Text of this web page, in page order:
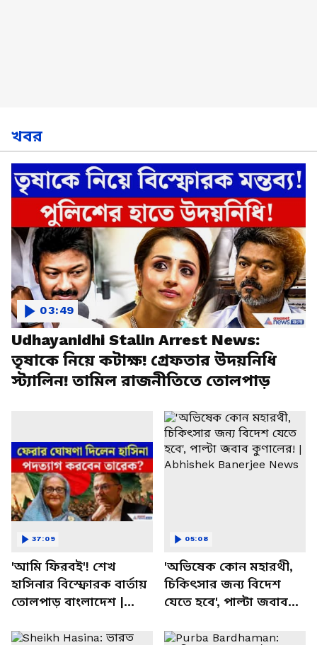
খবর
Udhayanidhi Stalin Arrest News:
তৃষাকে নিয়ে কটাক্ষ! গ্রেফতার উদয়নিধি
স্ট্যালিন! তামিল রাজনীতিতে তোলপাড়
03:49
'আমি ফিরবই'! শেখ
হাসিনার বিস্ফোরক বার্তায়
তোলপাড় বাংলাদেশ |
Bangladesh News
37:09
'অভিষেক কোন মহারথী,
চিকিৎসার জন্য বিদেশ
যেতে হবে', পাল্টা জবাব
Banerjee News
05:08